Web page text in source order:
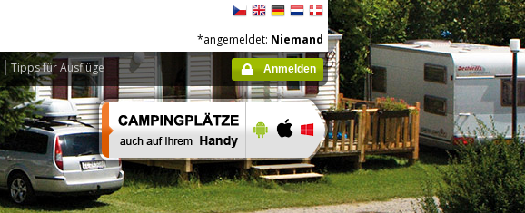
Tipps für Ausflüge
*angemeldet: Niemand
Anmelden